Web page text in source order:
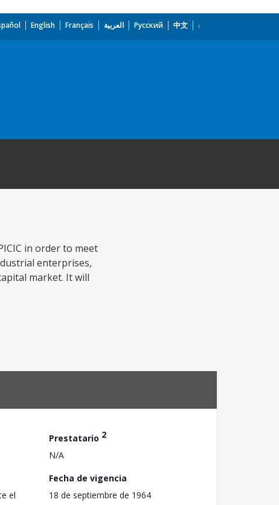
English Français العربية Русский 中文
in order to meet
enterprises,
market. It will
Prestatario 2
N/A
el
Fecha de vigencia
18 de septiembre de 1964